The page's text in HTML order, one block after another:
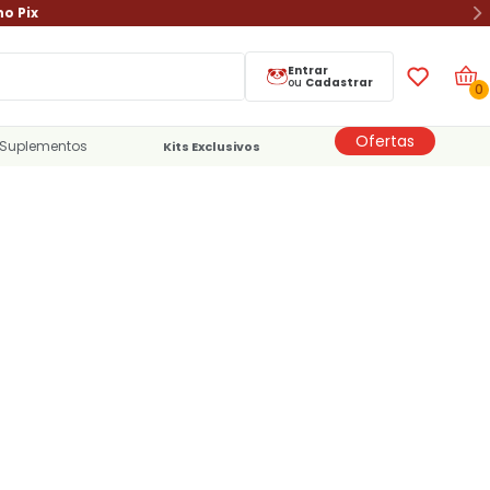
Pix
Entrar
ou Cadastrar 0
Suplementos Kits Exclusivos Ofertas